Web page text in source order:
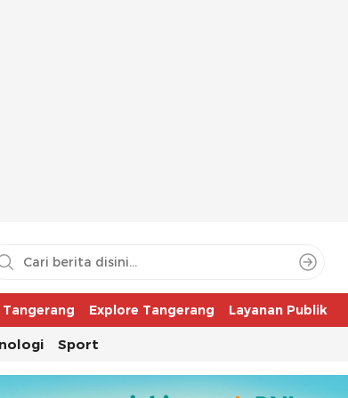
Explore Tangerang Layanan Publik
Sport